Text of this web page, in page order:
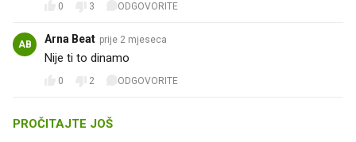
0 3 ODGOVORITE
AB Arna Beat prije 2 mjeseca
Nije ti to dinamo
0 2 ODGOVORITE
PROČITAJTE JOŠ